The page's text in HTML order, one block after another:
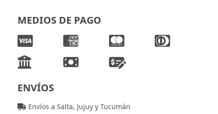
MEDIOS DE PAGO
ENVÍOS
Envíos a Salta, Jujuy y Tucumán